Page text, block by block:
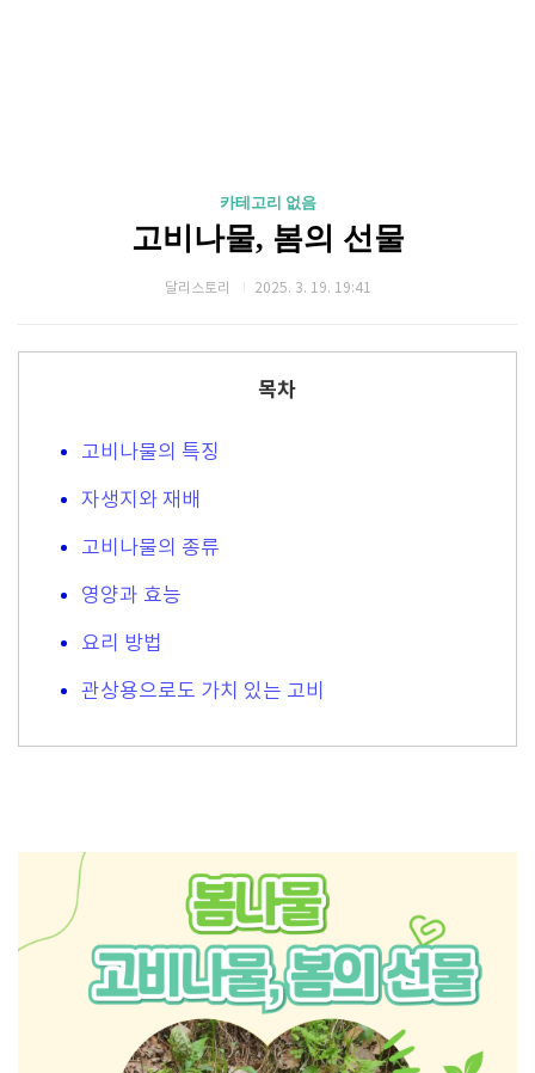
카테고리 없음
고비나물, 봄의 선물
달리스토리 2025. 3. 19. 19:41
목차
고비나물의 특징
자생지와 재배
고비나물의 종류
영양과 효능
요리 방법
관상용으로도 가치 있는 고비